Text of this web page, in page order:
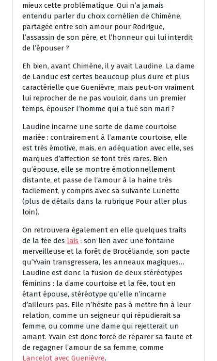
mieux cette problématique. Qui n’a jamais
entendu parler du choix cornélien de Chimène,
partagée entre son amour pour Rodrigue,
l’assassin de son père, et l’honneur qui lui interdit
de l’épouser ?
Eh bien, avant Chimène, il y avait Laudine. La dame
de Landuc est certes beaucoup plus dure et plus
caractérielle que Guenièvre, mais peut-on vraiment
lui reprocher de ne pas vouloir, dans un premier
temps, épouser l’homme qui a tué son mari ?
Laudine incarne une sorte de dame courtoise
mariée : contrairement à l’amante courtoise, elle
est très émotive, mais, en adéquation avec elle, ses
marques d’affection se font très rares. Bien
qu’épouse, elle se montre émotionnellement
distante, et passe de l’amour à la haine très
facilement, y compris avec sa suivante Lunette
(plus de détails dans la rubrique Pour aller plus
loin).
On retrouvera également en elle quelques traits
de la fée des lais : son lien avec une fontaine
merveilleuse et la forêt de Brocéliande, son pacte
qu’Yvain transgressera, les anneaux magiques…
Laudine est donc la fusion de deux stéréotypes
féminins : la dame courtoise et la fée, tout en
étant épouse, stéréotype qu’elle n’incarne
d’ailleurs pas. Elle n’hésite pas à mettre fin à leur
relation, comme un seigneur qui répudierait sa
femme, ou comme une dame qui rejetterait un
amant. Yvain est donc forcé de réparer sa faute et
de regagner l’amour de sa femme, comme
Lancelot avec Guenièvre.